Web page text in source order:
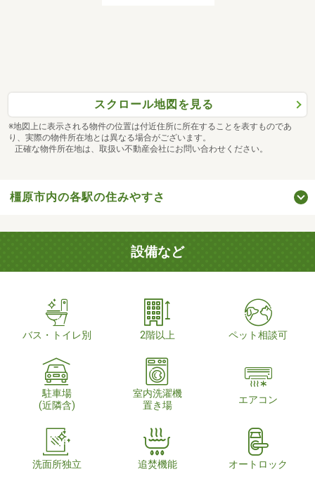
スクロール地図を見る
※地図上に表示される物件の位置は付近住所に所在することを表すものであ
り、実際の物件所在地とは異なる場合がございます。
正確な物件所在地は、取扱い不動産会社にお問い合わせください。
橿原市内の各駅の住みやすさ
設備など
バス・トイレ別 2階以上 ペット相談可
駐車場
(近隣含)
室内洗濯機
置き場
エアコン
洗面所独立 追焚機能 オートロック